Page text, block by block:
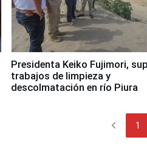
Presidenta Keiko Fujimori,
trabajos de limpieza y
descolmatación en río Piura
chevron_left 1